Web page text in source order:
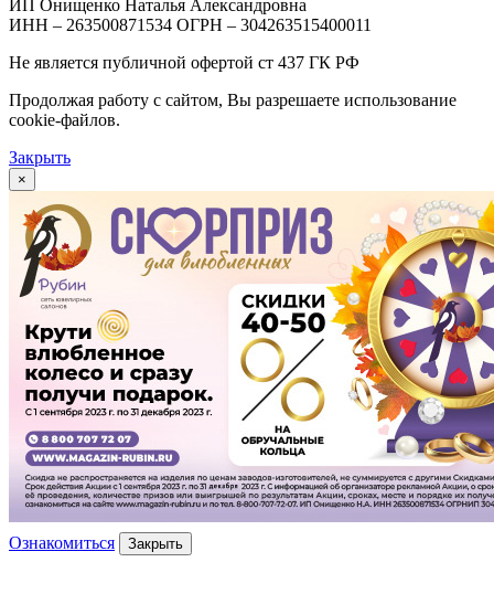
ИП Онищенко Наталья Александровна
ИНН – 263500871534 ОГРН – 304263515400011
Не является публичной офертой ст 437 ГК РФ
Продолжая работу с сайтом, Вы разрешаете использование
cookie-файлов.
Закрыть
×
Ознакомиться Закрыть